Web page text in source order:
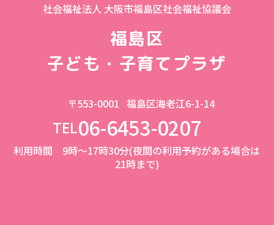
社会福祉法人 大阪市福島区社会福祉協議会
福島区
子ども・子育てプラザ
〒553-0001 福島区海老江6-1-14
TEL06-6453-0207
利用時間 9時～17時30分(夜間の利用予約がある場合は
21時まで)